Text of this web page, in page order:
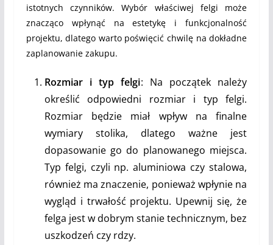
istotnych czynników. Wybór właściwej felgi może
znacząco wpłynąć na estetykę i funkcjonalność
projektu, dlatego warto poświęcić chwilę na dokładne
zaplanowanie zakupu.
Rozmiar i typ felgi: Na początek należy
określić odpowiedni rozmiar i typ felgi.
Rozmiar będzie miał wpływ na finalne
wymiary stolika, dlatego ważne jest
dopasowanie go do planowanego miejsca.
Typ felgi, czyli np. aluminiowa czy stalowa,
również ma znaczenie, ponieważ wpłynie na
wygląd i trwałość projektu. Upewnij się, że
felga jest w dobrym stanie technicznym, bez
uszkodzeń czy rdzy.